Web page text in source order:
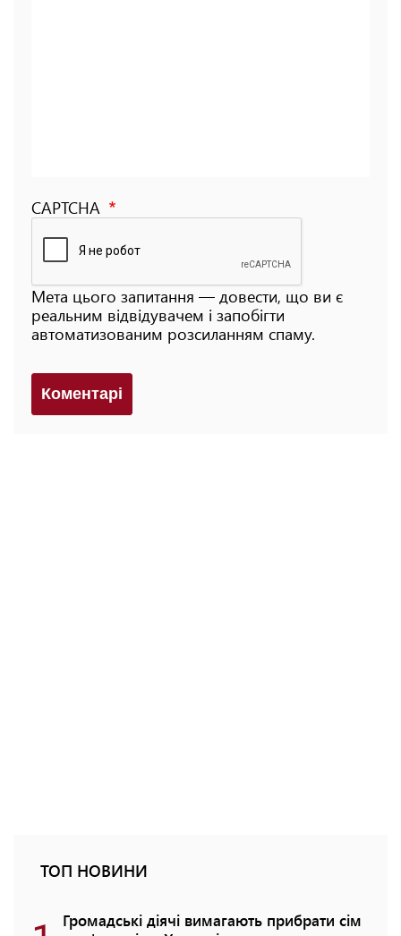
CAPTCHA
Мета цього запитання — довести, що ви є
реальним відвідувачем і запобігти
автоматизованим розсиланням спаму.
Коментарi
ТОП НОВИНИ
Громадські діячі вимагають прибрати сім